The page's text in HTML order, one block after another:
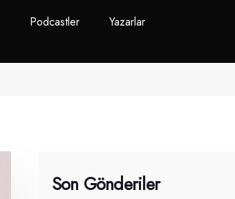
Podcastler Yazarlar
Son Gönderiler